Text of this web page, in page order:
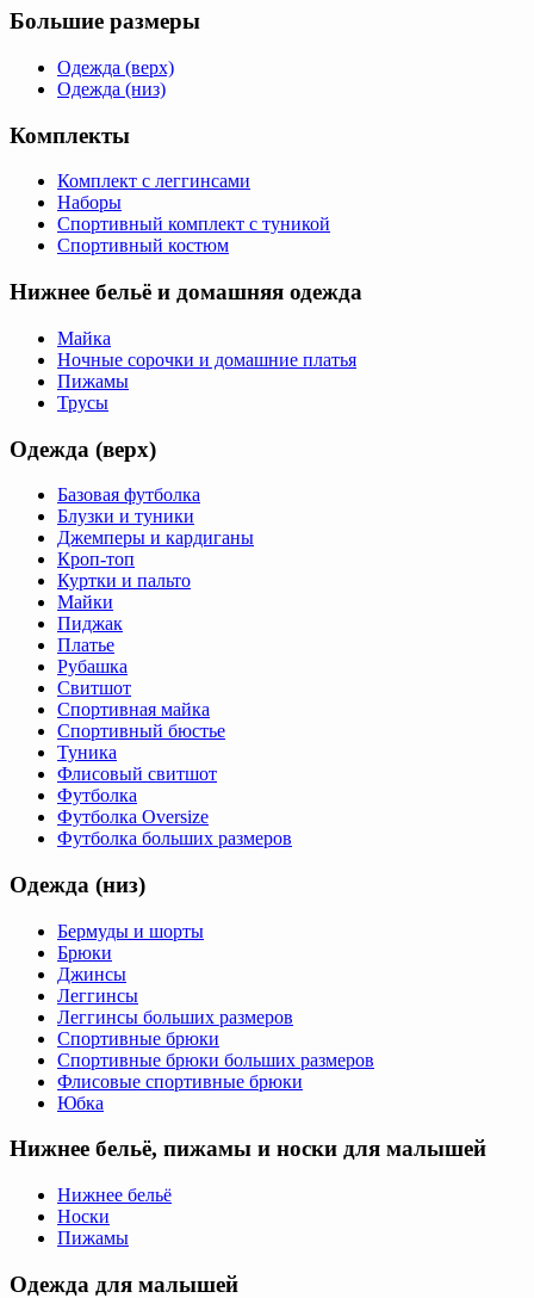
Большие размеры
Одежда (верх)
Одежда (низ)
Комплекты
Комплект с леггинсами
Наборы
Спортивный комплект с туникой
Спортивный костюм
Нижнее бельё и домашняя одежда
Майка
Ночные сорочки и домашние платья
Пижамы
Трусы
Одежда (верх)
Базовая футболка
Блузки и туники
Джемперы и кардиганы
Кроп-топ
Куртки и пальто
Майки
Пиджак
Платье
Рубашка
Свитшот
Спортивная майка
Спортивный бюстье
Туника
Флисовый свитшот
Футболка
Футболка Oversize
Футболка больших размеров
Одежда (низ)
Бермуды и шорты
Брюки
Джинсы
Леггинсы
Леггинсы больших размеров
Спортивные брюки
Спортивные брюки больших размеров
Флисовые спортивные брюки
Юбка
Нижнее бельё, пижамы и носки для малышей
Нижнее бельё
Носки
Пижамы
Одежда для малышей